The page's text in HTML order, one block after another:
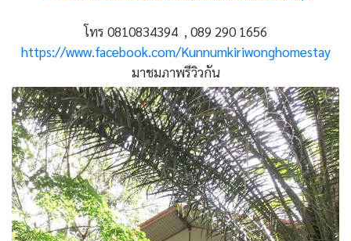
โทร 0810834394 , 089 290 1656
https://www.facebook.com/Kunnumkiriwonghomestay
มาชมภาพรีวิวกัน